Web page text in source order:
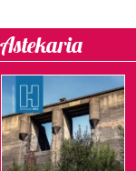
Astekaria